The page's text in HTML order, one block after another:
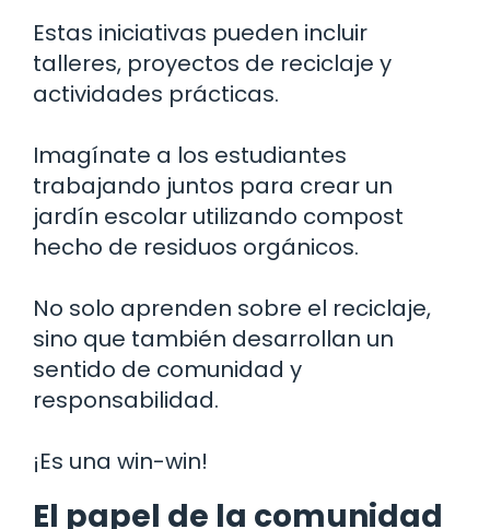
Estas iniciativas pueden incluir
talleres, proyectos de reciclaje y
actividades prácticas.
Imagínate a los estudiantes
trabajando juntos para crear un
jardín escolar utilizando compost
hecho de residuos orgánicos.
No solo aprenden sobre el reciclaje,
sino que también desarrollan un
sentido de comunidad y
responsabilidad.
¡Es una win-win!
El papel de la comunidad